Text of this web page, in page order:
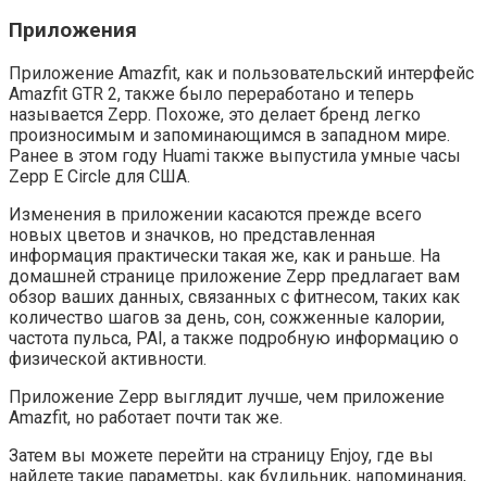
Приложения
Приложение Amazfit, как и пользовательский интерфейс
Amazfit GTR 2, также было переработано и теперь
называется Zepp. Похоже, это делает бренд легко
произносимым и запоминающимся в западном мире.
Ранее в этом году Huami также выпустила умные часы
Zepp E Circle для США.
Изменения в приложении касаются прежде всего
новых цветов и значков, но представленная
информация практически такая же, как и раньше. На
домашней странице приложение Zepp предлагает вам
обзор ваших данных, связанных с фитнесом, таких как
количество шагов за день, сон, сожженные калории,
частота пульса, PAI, а также подробную информацию о
физической активности.
Приложение Zepp выглядит лучше, чем приложение
Amazfit, но работает почти так же.
Затем вы можете перейти на страницу Enjoy, где вы
найдете такие параметры, как будильник, напоминания,